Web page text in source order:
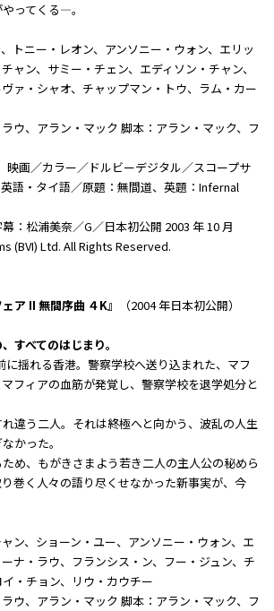
ってくる—。
トニー・レオン、アンソニー・ウォン、エリッ
ャン、サミー・チェン、エディソン・チャン、
ァ・シャオ、チャップマン・トウ、ラム・カー
ウ、アラン・マック 脚本：アラン・マック、フ
映画／カラー／ドルビーデジタル／スコープサ
語・タイ語／原題：無間道、英題：Infernal
：松浦美奈／G／日本初公開 2003 年 10 月
(BVI) Ltd. All Rights Reserved.
ア II 無間序曲 ４K』 （2004 年日本初公開）
すべてのはじまり。
に揺れる香港。警察学校へ送り込まれた、マフ
フィアの血筋が発覚し、警察学校を退学処分と
違う二人。それは終極へと向かう、波乱の人生
かった。
め、もがきさまよう若き二人の主人公の秘めら
巻く人々の語り尽くせなかった新事実が、今
ン、ショーン・ユー、アンソニー・ウォン、エ
ナ・ラウ、フランシス・ン、フー・ジュン、チ
・チョン、リウ・カウチー
ウ、アラン・マック 脚本：アラン・マック、フ